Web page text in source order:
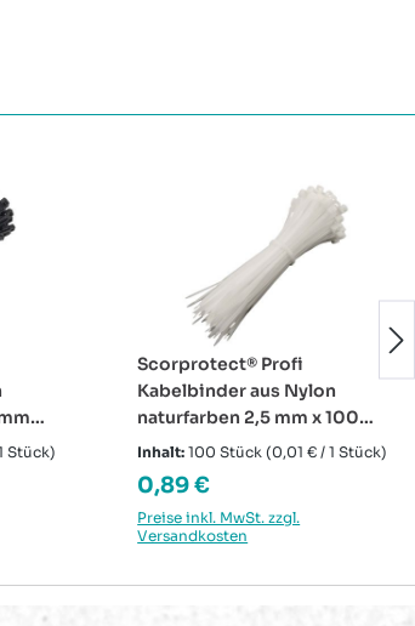
Stück)
Scorprotect® Profi
Kabelbinder aus Nylon
naturfarben 2,5 mm x 100
mm Beutel mit 100 Stück
Inhalt:100 Stück(0,01 € / 1 Stück)
Regulärer Preis:
0,89 €
Preise inkl. MwSt. zzgl.
Versandkosten